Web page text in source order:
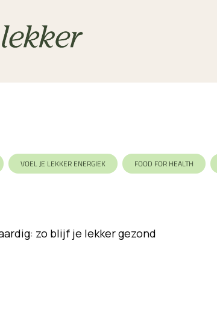
VOEL JE LEKKER ENERGIEK FOOD FOR HEALTH